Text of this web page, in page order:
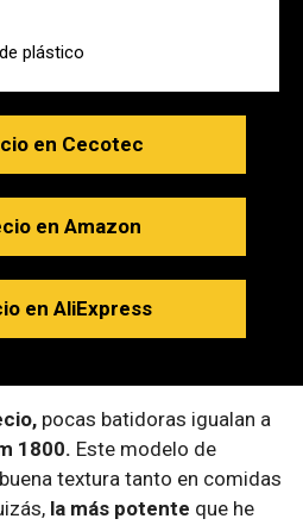
plástico
en Cecotec
en Amazon
en AliExpress
pocas batidoras igualan a
1800. Este modelo de
textura tanto en comidas
la más potente que he